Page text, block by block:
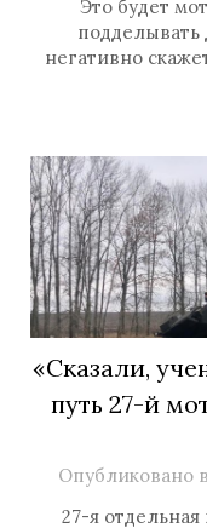
Это будет
подделывать
негативно
«Сказали,
путь 27-й
Опубликовано в
27-я отдельная